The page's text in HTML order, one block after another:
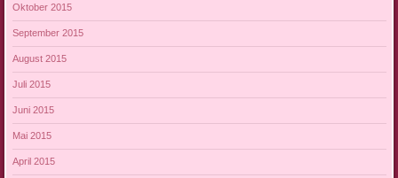
Oktober 2015
September 2015
August 2015
Juli 2015
Juni 2015
Mai 2015
April 2015